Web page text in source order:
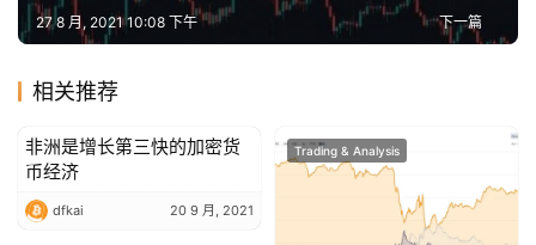
下一篇
27 8 月, 2021 10:08 下午
相关推荐
Trading & Analysis
非洲是增长第三快的加密货
币经济
dfkai 20 9 月, 2021
Trading & Analysis